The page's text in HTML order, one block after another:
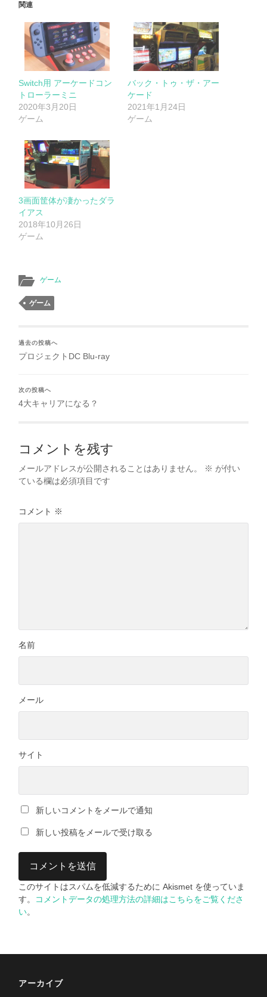
関連
Switch用 アーケードコン
トローラーミニ
2020年3月20日
ゲーム
バック・トゥ・ザ・アー
ケード
2021年1月24日
ゲーム
3画面筐体が凄かったダラ
イアス
2018年10月26日
ゲーム
ゲーム
ゲーム
過去の投稿へ
プロジェクトDC Blu-ray
次の投稿へ
4大キャリアになる？
コメントを残す
メールアドレスが公開されることはありません。 ※ が付い
ている欄は必須項目です
コメント ※
名前
メール
サイト
新しいコメントをメールで通知
新しい投稿をメールで受け取る
このサイトはスパムを低減するために Akismet を使っていま
す。
コメントデータの処理方法の詳細はこちらをご覧くださ
い。
アーカイブ